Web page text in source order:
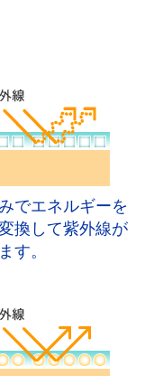
でエネルギーを
換して紫外線が
す。